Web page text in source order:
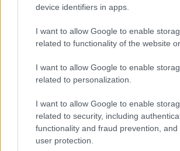
device identifiers in apps.
I want to allow Google to enable
related to functionality of the website
I want to allow Google to enable
related to personalization.
I want to allow Google to enable
related to security, including
functionality and fraud prevention, and
user protection.
Reggeli
„Ha olyan ember keresne meg,
vállalnám!” – Détár Enikő